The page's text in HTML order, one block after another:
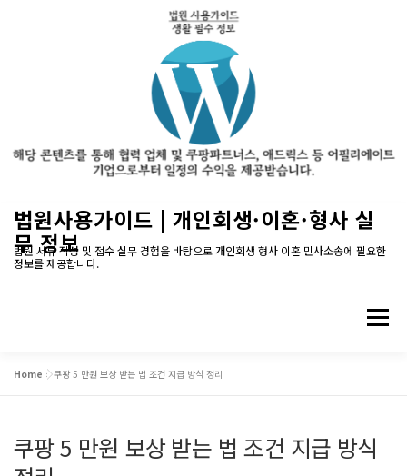
법원사용가이드 | 개인회생·이혼·형사 실
무 정보
법원 서류 작성 및 접수 실무 경험을 바탕으로 개인회생 형사 이혼 민사소송에 필요한
정보를 제공합니다.
메뉴
Home »쿠팡 5 만원 보상 받는 법 조건 지급 방식 정리
쿠팡 5 만원 보상 받는 법 조건 지급 방식